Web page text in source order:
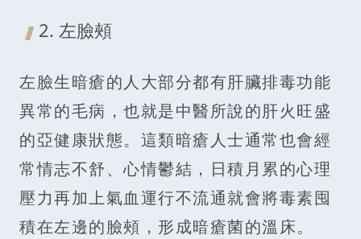
2. 左臉頰
左臉生暗瘡的人大部分都有肝臟排毒功能
異常的毛病，也就是中醫所說的肝火旺盛
的亞健康狀態。這類暗瘡人士通常也會經
常情志不舒、心情鬱結，日積月累的心理
壓力再加上氣血運行不流通就會將毒素囤
積在左邊的臉頰，形成暗瘡菌的溫床。